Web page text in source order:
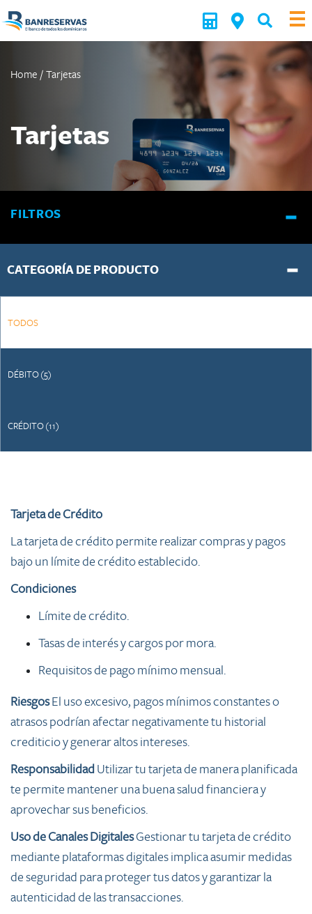
Home / Tarjetas
Tarjetas
FILTROS
CATEGORÍA DE PRODUCTO
TODOS
DÉBITO (5)
CRÉDITO (11)
Tarjeta de Crédito
La tarjeta de crédito permite realizar compras y pagos
bajo un límite de crédito establecido.
Condiciones
Límite de crédito.
Tasas de interés y cargos por mora.
Requisitos de pago mínimo mensual.
RiesgosEl uso excesivo, pagos mínimos constantes o
atrasos podrían afectar negativamente tu historial
crediticio y generar altos intereses.
Responsabilidad Utilizar tu tarjeta de manera planificada
te permite mantener una buena salud financiera y
aprovechar sus beneficios.
Uso de Canales DigitalesGestionar tu tarjeta de crédito
mediante plataformas digitales implica asumir medidas
de seguridad para proteger tus datos y garantizar la
autenticidad de las transacciones.